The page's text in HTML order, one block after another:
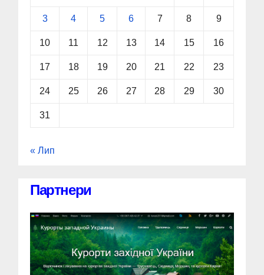
3 4 5 6 7 8 9
10 11 12 13 14 15 16
17 18 19 20 21 22 23
24 25 26 27 28 29 30
31
« Лип
Партнери